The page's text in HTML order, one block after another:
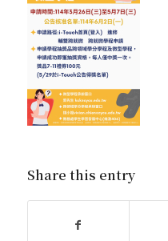
Share this entry